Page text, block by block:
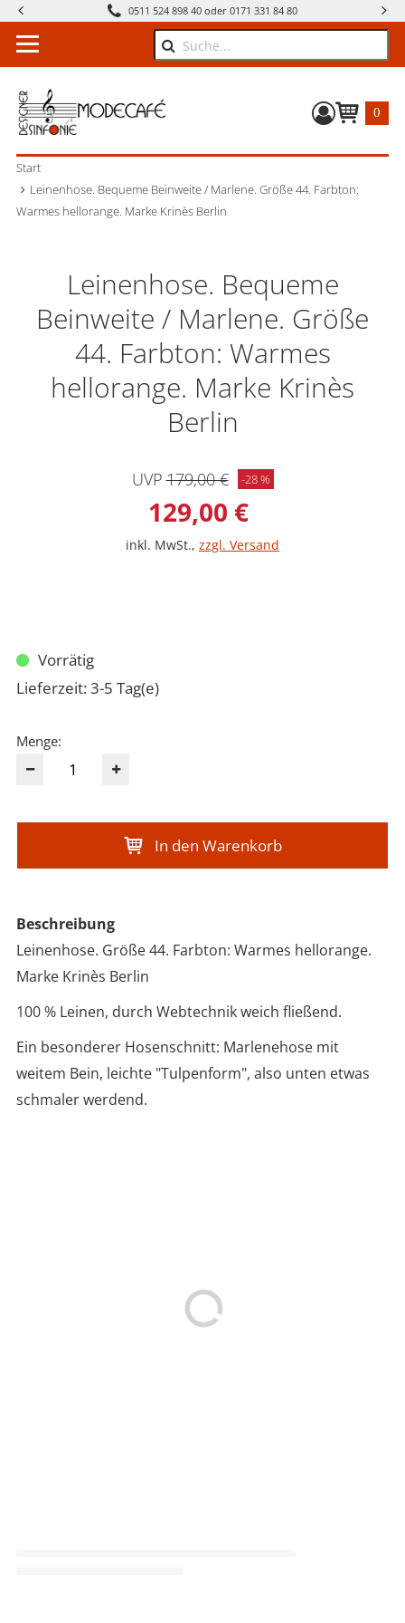
0511 524 898 40 oder 0171 331 84 80
Suche
0
Start
Leinenhose. Bequeme Beinweite / Marlene. Größe 44. Farbton:
Warmes hellorange. Marke Krinès Berlin
Leinenhose. Bequeme
Beinweite / Marlene. Größe
44. Farbton: Warmes
hellorange. Marke Krinès
Berlin
UVPUrsprünglicher Preis: 179,00 €
179,00 € Rabatt: -28 %
-28 %
Verkaufspreis:
129,00 €
inkl. MwSt., zzgl. Versand
Vorrätig
Lieferzeit: 3-5 Tag(e)
Menge:
In den Warenkorb
Beschreibung
Leinenhose. Größe 44. Farbton: Warmes hellorange.
Marke Krinès Berlin
100 % Leinen, durch Webtechnik weich fließend.
Ein besonderer Hosenschnitt: Marlenehose mit
weitem Bein, leichte "Tulpenform", also unten etwas
schmaler werdend.